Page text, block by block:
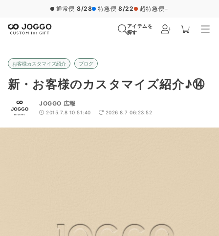
通常便 8/28 特急便 8/22 超特急便−
アイテムを
探す
お客様カスタマイズ紹介 ブログ
新・お客様のカスタマイズ紹介♪⑭
JOGGO 広報
2015.7.8 10:51:40 2026.8.7 06:23:52